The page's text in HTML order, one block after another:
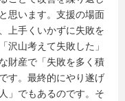
思います。支援の場面
上手くいかずに失敗を
沢山考えて失敗した」
財産で「失敗を多く積
す。最終的にやり遂げ
」でもあるのです。そ